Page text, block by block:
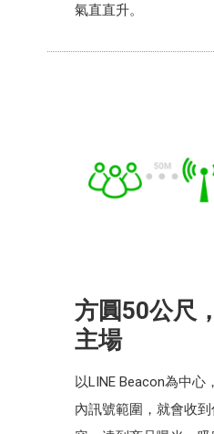
氣直直升。
方圓50公尺
主場
以LINE Beacon為中心
內訊號範圍，就會收